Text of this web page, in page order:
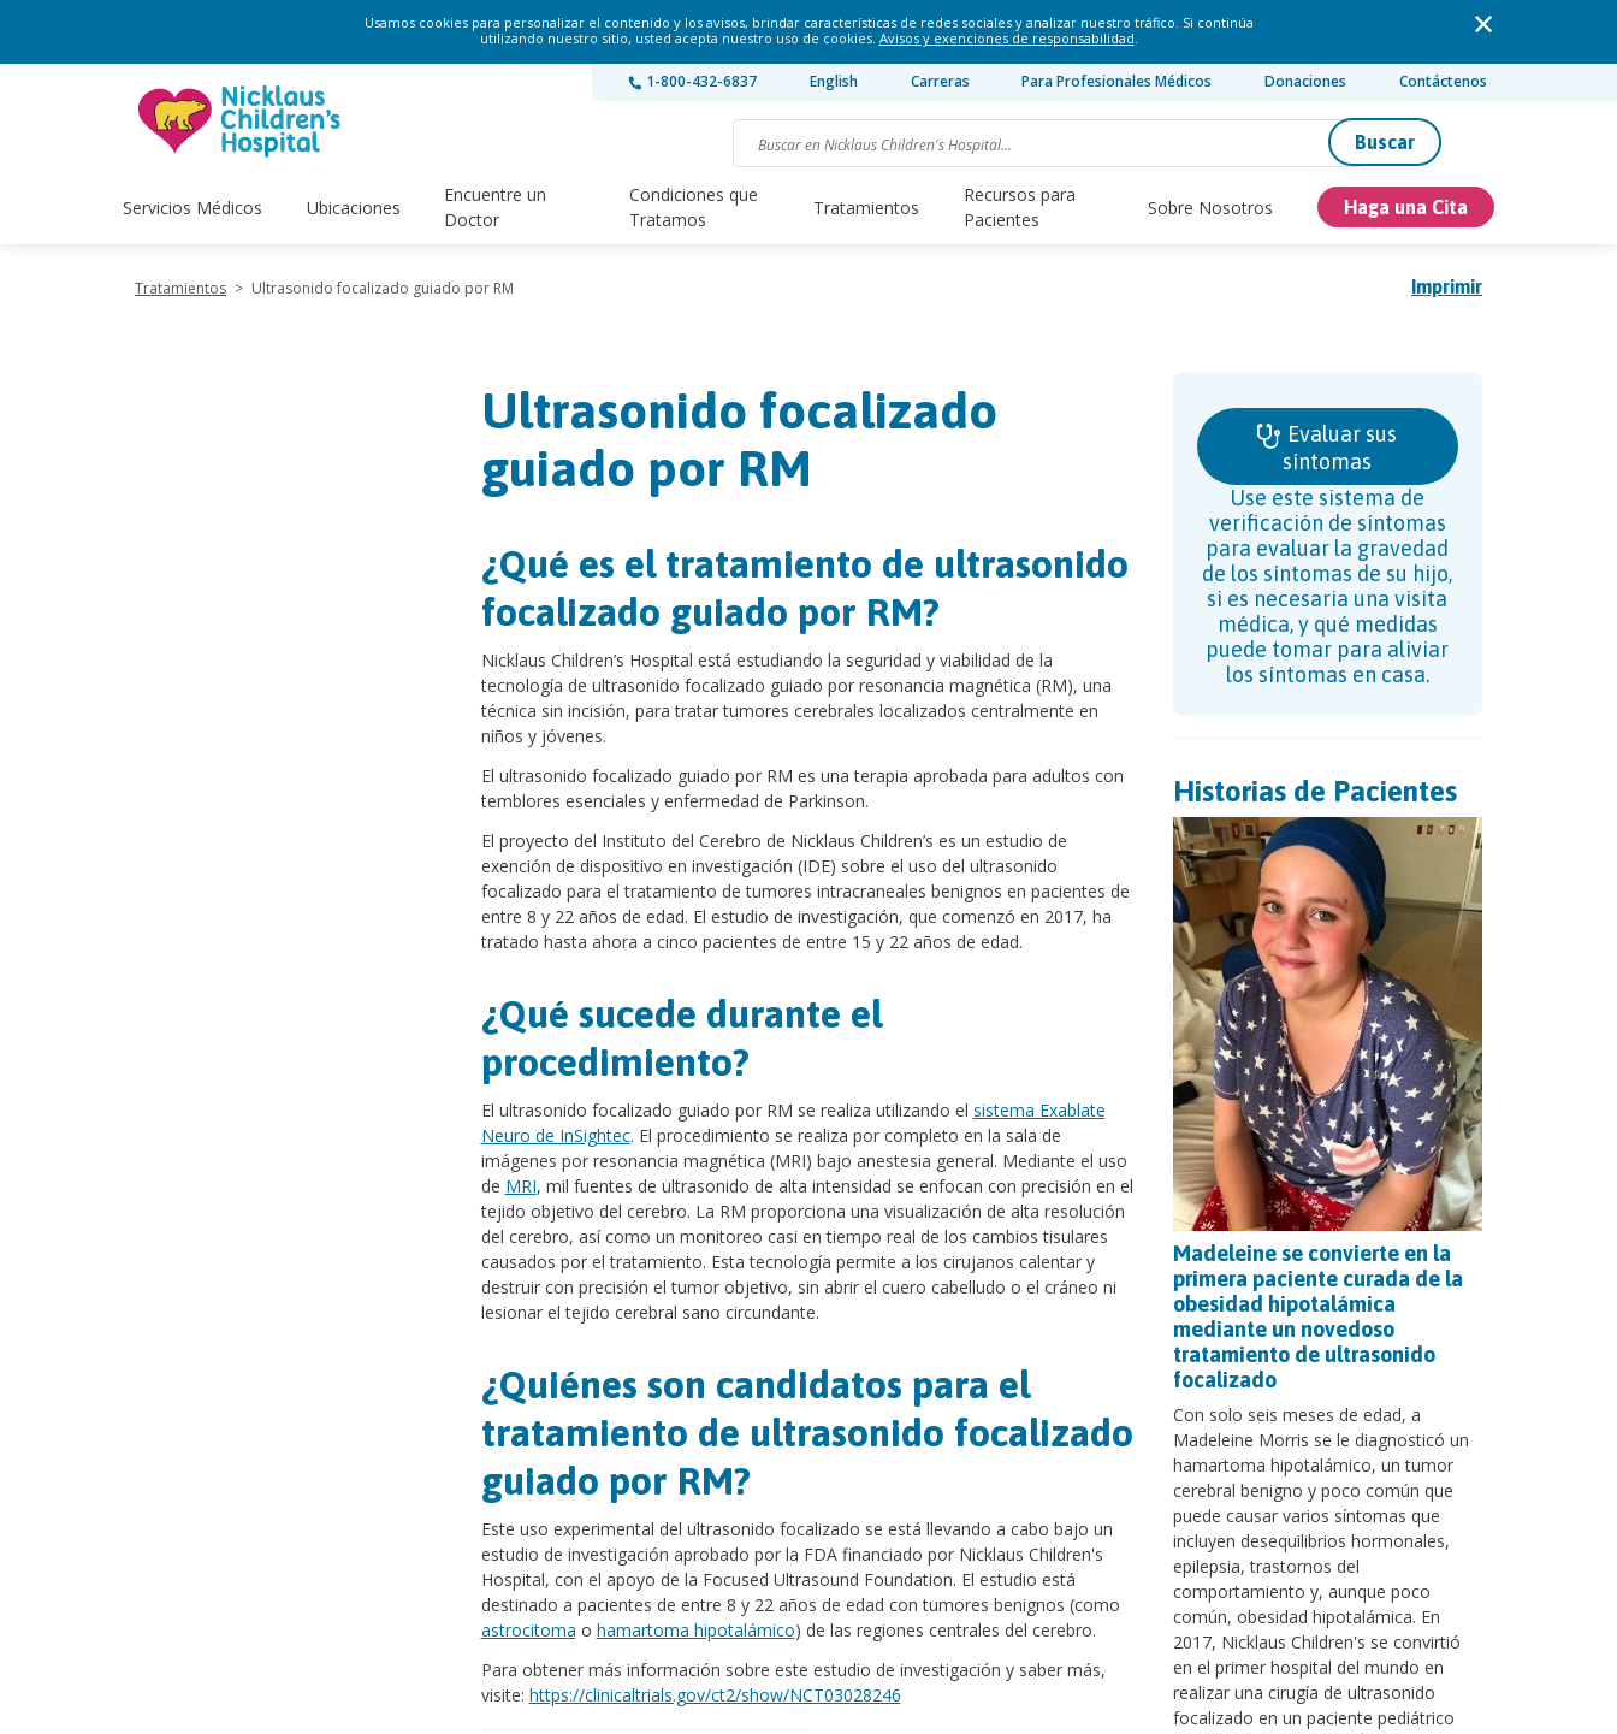
Usamos cookies para personalizar el contenido y los avisos, brindar características de redes sociales y analizar nuestro tráfico. Si continúa
utilizando nuestro sitio, usted acepta nuestro uso de cookies. Avisos y exenciones de responsabilidad.
1-800-432-6837 English Carreras Para Profesionales Médicos Donaciones Contáctenos
Buscar
Servicios Médicos Ubicaciones
Encuentre un
Doctor
Condiciones que
Tratamos
Tratamientos
Recursos para
Pacientes
Sobre Nosotros Haga una Cita
Imprimir
Tratamientos > Ultrasonido focalizado guiado por RM
Ultrasonido focalizado
guiado por RM
¿Qué es el tratamiento de ultrasonido
focalizado guiado por RM?
Nicklaus Children’s Hospital está estudiando la seguridad y viabilidad de la
tecnología de ultrasonido focalizado guiado por resonancia magnética (RM), una
técnica sin incisión, para tratar tumores cerebrales localizados centralmente en
niños y jóvenes.
El ultrasonido focalizado guiado por RM es una terapia aprobada para adultos con
temblores esenciales y enfermedad de Parkinson.
El proyecto del Instituto del Cerebro de Nicklaus Children’s es un estudio de
exención de dispositivo en investigación (IDE) sobre el uso del ultrasonido
focalizado para el tratamiento de tumores intracraneales benignos en pacientes de
entre 8 y 22 años de edad. El estudio de investigación, que comenzó en 2017, ha
tratado hasta ahora a cinco pacientes de entre 15 y 22 años de edad.
¿Qué sucede durante el
procedimiento?
El ultrasonido focalizado guiado por RM se realiza utilizando el sistema Exablate
Neuro de InSightec. El procedimiento se realiza por completo en la sala de
imágenes por resonancia magnética (MRI) bajo anestesia general. Mediante el uso
de MRI, mil fuentes de ultrasonido de alta intensidad se enfocan con precisión en el
tejido objetivo del cerebro. La RM proporciona una visualización de alta resolución
del cerebro, así como un monitoreo casi en tiempo real de los cambios tisulares
causados por el tratamiento. Esta tecnología permite a los cirujanos calentar y
destruir con precisión el tumor objetivo, sin abrir el cuero cabelludo o el cráneo ni
lesionar el tejido cerebral sano circundante.
¿Quiénes son candidatos para el
tratamiento de ultrasonido focalizado
guiado por RM?
Este uso experimental del ultrasonido focalizado se está llevando a cabo bajo un
estudio de investigación aprobado por la FDA financiado por Nicklaus Children's
Hospital, con el apoyo de la Focused Ultrasound Foundation. El estudio está
destinado a pacientes de entre 8 y 22 años de edad con tumores benignos (como
astrocitoma o hamartoma hipotalámico) de las regiones centrales del cerebro.
Para obtener más información sobre este estudio de investigación y saber más,
visite: https://clinicaltrials.gov/ct2/show/NCT03028246
Evaluar sus
síntomas
Use este sistema de
verificación de síntomas
para evaluar la gravedad
de los síntomas de su hijo,
si es necesaria una visita
médica, y qué medidas
puede tomar para aliviar
los síntomas en casa.
Historias de Pacientes
Madeleine se convierte en la
primera paciente curada de la
obesidad hipotalámica
mediante un novedoso
tratamiento de ultrasonido
focalizado
Con solo seis meses de edad, a
Madeleine Morris se le diagnosticó un
hamartoma hipotalámico, un tumor
cerebral benigno y poco común que
puede causar varios síntomas que
incluyen desequilibrios hormonales,
epilepsia, trastornos del
comportamiento y, aunque poco
común, obesidad hipotalámica. En
2017, Nicklaus Children's se convirtió
en el primer hospital del mundo en
realizar una cirugía de ultrasonido
focalizado en un paciente pediátrico